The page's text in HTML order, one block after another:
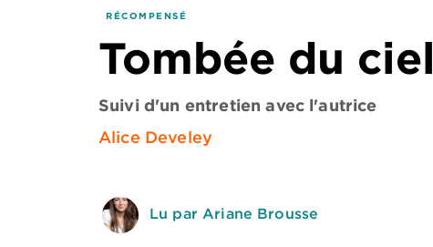
RÉCOMPENSÉ
Tombée du ciel
Suivi d'un entretien avec l'autrice
Alice Develey
Lu par Ariane Brousse